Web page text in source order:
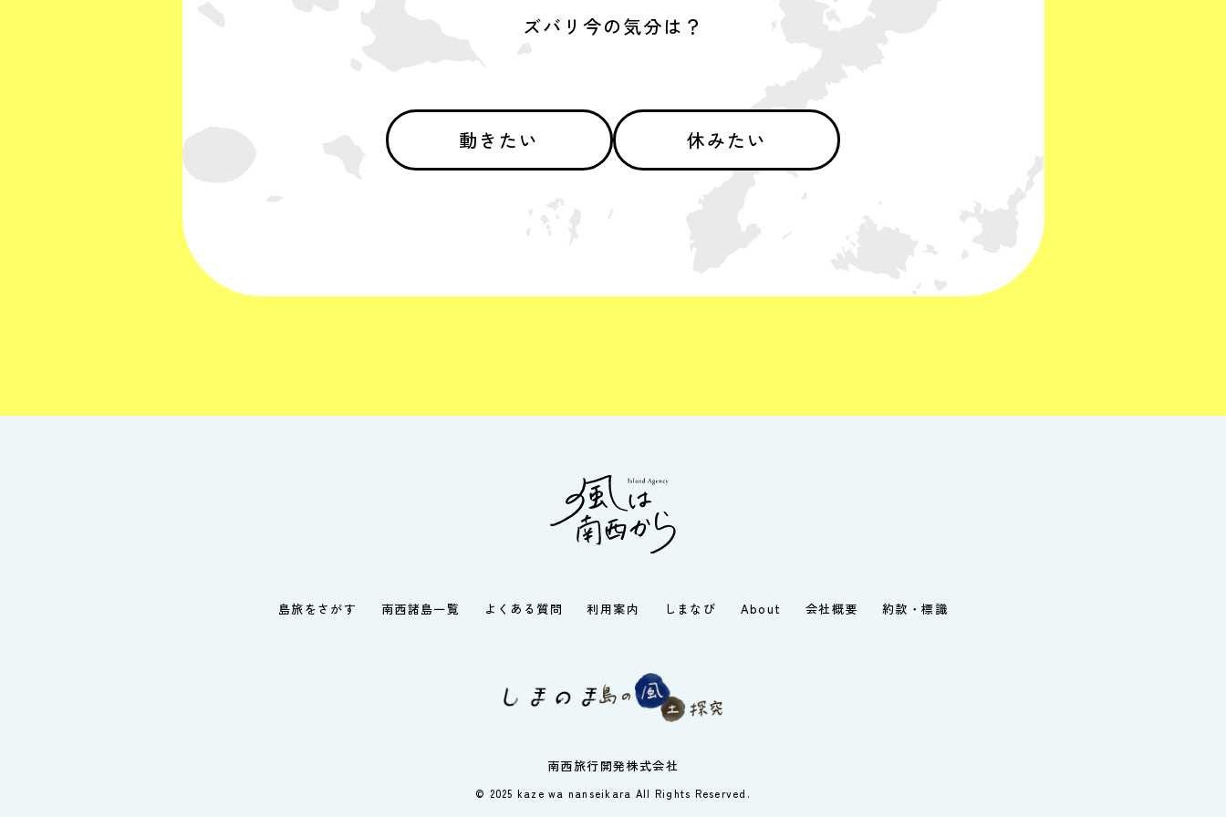
ズバリ今の気分は？
動きたい 休みたい
島旅をさがす 南西諸島一覧 よくある質問 利用案内 しまなび About 会社概要 約款・標識
南西旅行開発株式会社
© 2025 kaze wa nanseikara All Rights Reserved.